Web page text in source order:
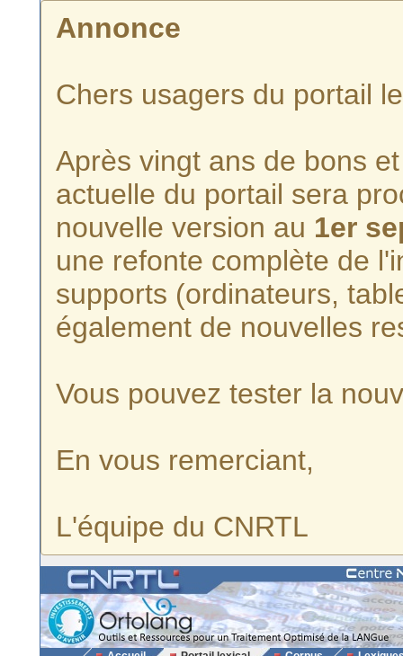
Annonce
Chers usagers du portail
Après vingt ans de bons
actuelle du portail sera
nouvelle version au 1er
une refonte complète de
supports (ordinateurs,
également de nouvelles
Vous pouvez tester la
En vous remerciant,
L'équipe du CNRTL